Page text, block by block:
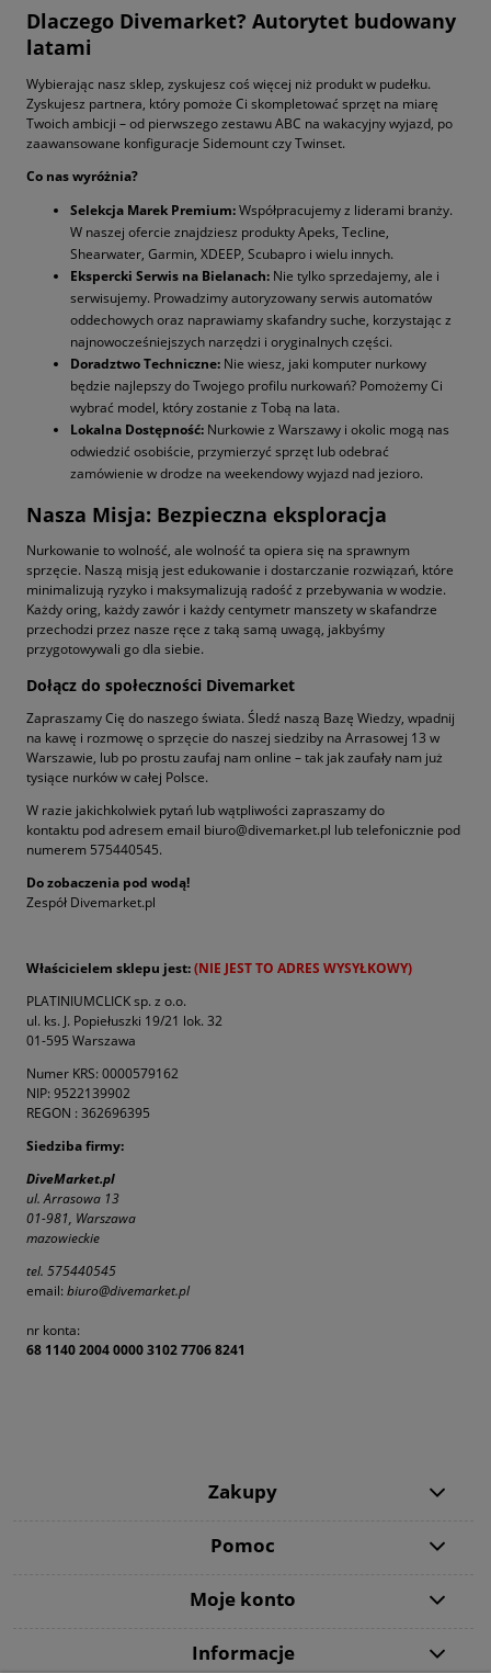
Dlaczego Divemarket? Autorytet budowany
latami
Wybierając nasz sklep, zyskujesz coś więcej niż produkt w pudełku.
Zyskujesz partnera, który pomoże Ci skompletować sprzęt na miarę
Twoich ambicji – od pierwszego zestawu ABC na wakacyjny wyjazd, po
zaawansowane konfiguracje Sidemount czy Twinset.
Co nas wyróżnia?
Selekcja Marek Premium:Współpracujemy z liderami branży.
W naszej ofercie znajdziesz produkty Apeks, Tecline,
Shearwater, Garmin, XDEEP, Scubapro i wielu innych.
Ekspercki Serwis na Bielanach: Nie tylko sprzedajemy, ale i
serwisujemy. Prowadzimy autoryzowany serwis automatów
oddechowych oraz naprawiamy skafandry suche, korzystając z
najnowocześniejszych narzędzi i oryginalnych części.
Doradztwo Techniczne: Nie wiesz, jaki komputer nurkowy
będzie najlepszy do Twojego profilu nurkowań? Pomożemy Ci
wybrać model, który zostanie z Tobą na lata.
Lokalna Dostępność: Nurkowie z Warszawy i okolic mogą nas
odwiedzić osobiście, przymierzyć sprzęt lub odebrać
zamówienie w drodze na weekendowy wyjazd nad jezioro.
Nasza Misja: Bezpieczna eksploracja
Nurkowanie to wolność, ale wolność ta opiera się na sprawnym
sprzęcie. Naszą misją jest edukowanie i dostarczanie rozwiązań, które
minimalizują ryzyko i maksymalizują radość z przebywania w wodzie.
Każdy oring, każdy zawór i każdy centymetr manszety w skafandrze
przechodzi przez nasze ręce z taką samą uwagą, jakbyśmy
przygotowywali go dla siebie.
Dołącz do społeczności Divemarket
Zapraszamy Cię do naszego świata. Śledź naszą Bazę Wiedzy, wpadnij
na kawę i rozmowę o sprzęcie do naszej siedziby na Arrasowej 13 w
Warszawie, lub po prostu zaufaj nam online – tak jak zaufały nam już
tysiące nurków w całej Polsce.
W razie jakichkolwiek pytań lub wątpliwości zapraszamy do
kontaktu pod adresem email biuro@divemarket.pl lub telefonicznie pod
numerem 575440545.
Do zobaczenia pod wodą!
Zespół Divemarket.pl
Właścicielem sklepu jest:(NIE JEST TO ADRES WYSYŁKOWY)
PLATINIUMCLICK sp. z o.o.
ul. ks. J. Popiełuszki 19/21 lok. 32
01-595 Warszawa
Numer KRS: 0000579162
NIP: 9522139902
REGON : 362696395
Siedziba firmy:
DiveMarket.pl
ul. Arrasowa 13
01-981, Warszawa
mazowieckie
tel. 575440545
email: biuro@divemarket.pl
nr konta:
68 1140 2004 0000 3102 7706 8241
Zakupy
Pomoc
Moje konto
Informacje